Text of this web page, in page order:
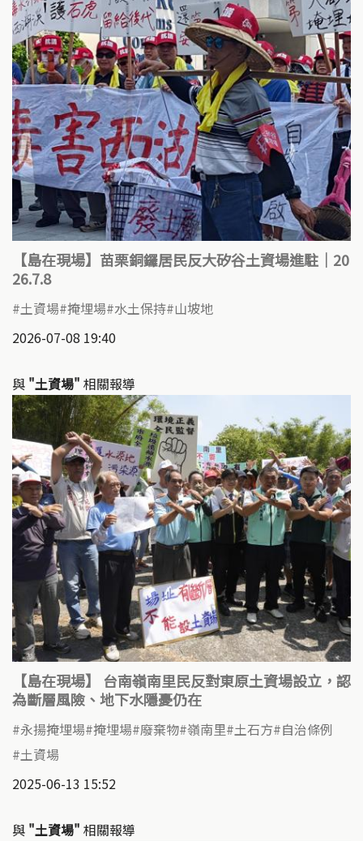
【島在現場】苗栗銅鑼居民反大矽谷土資場進駐｜20
26.7.8
土資場 掩埋場 水土保持 山坡地
2026-07-08 19:40
與 "土資場" 相關報導
【島在現場】 台南嶺南里民反對東原土資場設立，認
為斷層風險、地下水隱憂仍在
永揚掩埋場 掩埋場 廢棄物 嶺南里 土石方 自治條例
土資場
2025-06-13 15:52
與 "土資場" 相關報導